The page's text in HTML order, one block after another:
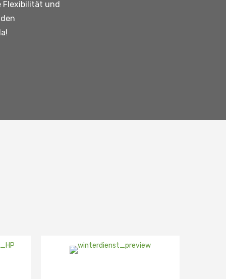
Flexibilität und